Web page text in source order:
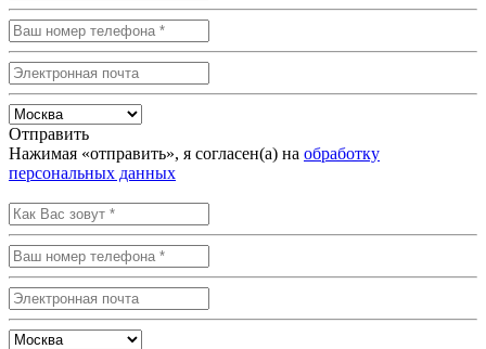
Отправить
Нажимая «отправить», я согласен(а) на обработку
персональных данных